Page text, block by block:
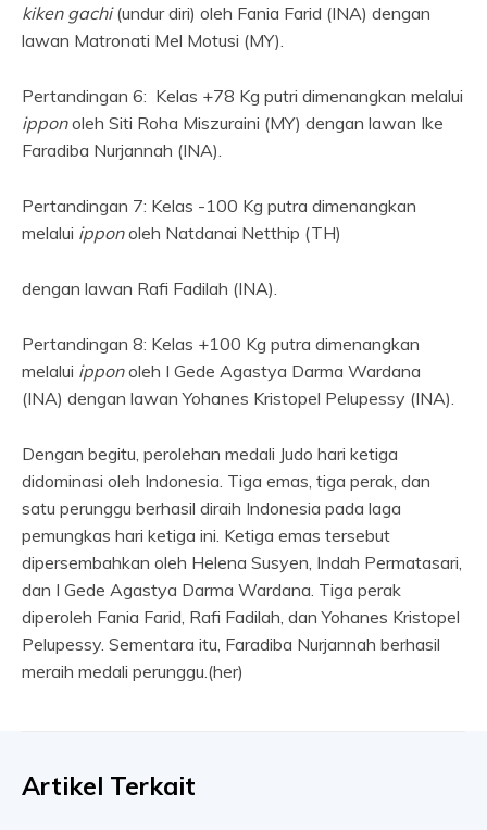
kiken gachi(undur diri) oleh Fania Farid (INA) dengan
lawan Matronati Mel Motusi (MY).
Pertandingan 6: Kelas +78 Kg putri dimenangkan melalui
ipponoleh Siti Roha Miszuraini (MY) dengan lawan Ike
Faradiba Nurjannah (INA).
Pertandingan 7: Kelas -100 Kg putra dimenangkan
melalui ipponoleh Natdanai Netthip (TH)
dengan lawan Rafi Fadilah (INA).
Pertandingan 8: Kelas +100 Kg putra dimenangkan
melalui ipponoleh I Gede Agastya Darma Wardana
(INA) dengan lawan Yohanes Kristopel Pelupessy (INA).
Dengan begitu, perolehan medali Judo hari ketiga
didominasi oleh Indonesia. Tiga emas, tiga perak, dan
satu perunggu berhasil diraih Indonesia pada laga
pemungkas hari ketiga ini. Ketiga emas tersebut
dipersembahkan oleh Helena Susyen, Indah Permatasari,
dan I Gede Agastya Darma Wardana. Tiga perak
diperoleh Fania Farid, Rafi Fadilah, dan Yohanes Kristopel
Pelupessy. Sementara itu, Faradiba Nurjannah berhasil
meraih medali perunggu.(her)
Artikel Terkait